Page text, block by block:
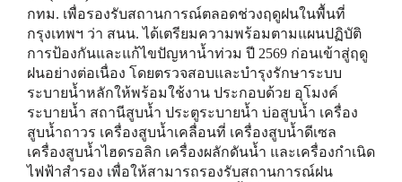
กทม. เพื่อรองรับสถานการณ์ตลอดช่วงฤดูฝนในพื้นที่
กรุงเทพฯ ว่า สนน. ได้เตรียมความพร้อมตามแผนปฏิบัติ
การป้องกันและแก้ไขปัญหาน้ำท่วม ปี 2569 ก่อนเข้าสู่ฤดู
ฝนอย่างต่อเนื่อง โดยตรวจสอบและบำรุงรักษาระบบ
ระบายน้ำหลักให้พร้อมใช้งาน ประกอบด้วย อุโมงค์
ระบายน้ำ สถานีสูบน้ำ ประตูระบายน้ำ บ่อสูบน้ำ เครื่อง
สูบน้ำถาวร เครื่องสูบน้ำเคลื่อนที่ เครื่องสูบน้ำดีเซล
เครื่องสูบน้ำไฮดรอลิก เครื่องผลักดันน้ำ และเครื่องกำเนิด
ไฟฟ้าสำรอง เพื่อให้สามารถรองรับสถานการณ์ฝน